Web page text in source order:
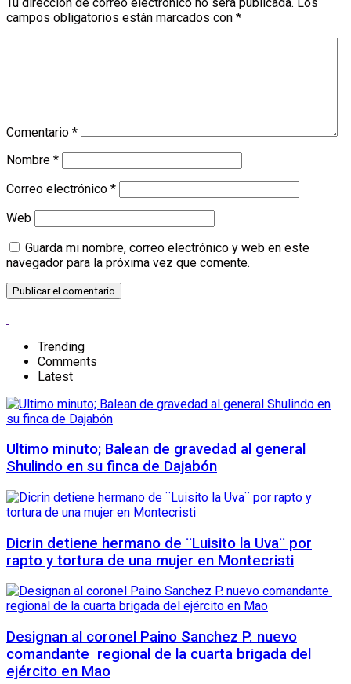
campos obligatorios están marcados con *
Comentario *
Nombre *
Correo electrónico *
Web
Guarda mi nombre, correo electrónico y web en este
navegador para la próxima vez que comente.
Trending
Comments
Latest
Ultimo minuto; Balean de gravedad al general
Shulindo en su finca de Dajabón
Dicrin detiene hermano de ¨Luisito la Uva¨ por
rapto y tortura de una mujer en Montecristi
Designan al coronel Paino Sanchez P. nuevo
comandante regional de la cuarta brigada del
ejército en Mao